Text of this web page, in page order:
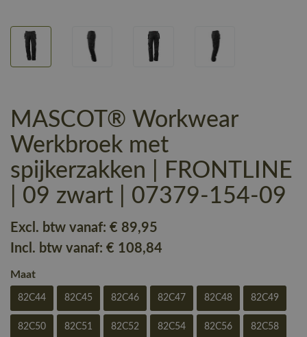
MASCOT® Workwear
Werkbroek met
spijkerzakken | FRONTLINE
| 09 zwart | 07379-154-09
Excl. btw vanaf: € 89,95
Incl. btw vanaf: € 108,84
Maat
82C44 82C45 82C46 82C47 82C48 82C49
82C50 82C51 82C52 82C54 82C56 82C58